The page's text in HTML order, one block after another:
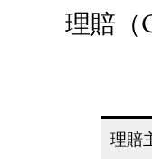
理賠（
理賠